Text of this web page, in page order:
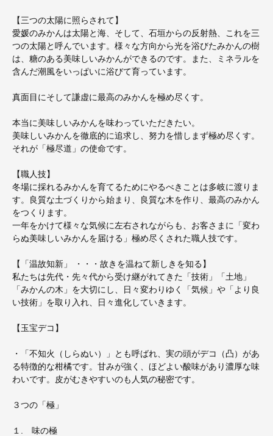
【三つの太陽に照らされて】
愛媛のみかんは太陽と海、そして、石垣からの反射熱、これを三
つの太陽と呼んでいます。様々な方向から光を浴びたみかんの樹
は、糖のある美味しいみかんができるのです。また、ミネラルを
含んだ潮風をいっぱいに浴びて育っています。
真面目にそして謙虚に最高のみかんを極め尽くす。
本当に美味しいみかんを味わっていただきたい。
美味しいみかんを徹底的に追求し、努力を惜しまず極め尽くす。
それが「極尽道」の使命です。
【職人技】
冬場に採れるみかんを育てるためにやるべきことは多岐に渡りま
す。良質な土づくりから始まり、良質な木を作り、最高のみかん
をつくります。
一年をかけて様々な気候に左右されながらも、お客さまに「変わ
らぬ美味しいみかんを届ける」極め尽くされた職人技です。
【「温故知新」 ・・・故きを温ねて新しきを知る】
私たちは先代・先々代から受け継がれてきた「技術」「土地」
「みかんの木」を大切にし、日々変わりゆく「気候」や「より良
い技術」を取り入れ、日々進化していきます。
【玉宝デコ】
・「不知火（しらぬい）」とも呼ばれ、実の頭がデコ（凸）があ
る特徴的な柑橘です。甘みが強く、ほどよい酸味があり濃厚な味
わいです。皮がむきやすいのも人気の秘密です。
３つの「極」
１. 味の極